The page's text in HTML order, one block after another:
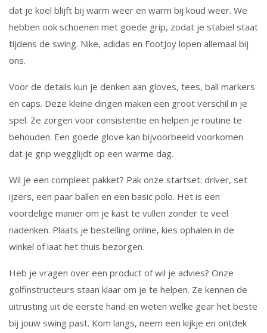
dat je koel blijft bij warm weer en warm bij koud weer. We
hebben ook schoenen met goede grip, zodat je stabiel staat
tijdens de swing. Nike, adidas en FootJoy lopen allemaal bij
ons.
Voor de details kun je denken aan gloves, tees, ball markers
en caps. Deze kleine dingen maken een groot verschil in je
spel. Ze zorgen voor consistentie en helpen je routine te
behouden. Een goede glove kan bijvoorbeeld voorkomen
dat je grip wegglijdt op een warme dag.
Wil je een compleet pakket? Pak onze startset: driver, set
ijzers, een paar ballen en een basic polo. Het is een
voordelige manier om je kast te vullen zonder te veel
nadenken. Plaats je bestelling online, kies ophalen in de
winkel of laat het thuis bezorgen.
Heb je vragen over een product of wil je advies? Onze
golfinstructeurs staan klaar om je te helpen. Ze kennen de
uitrusting uit de eerste hand en weten welke gear het beste
bij jouw swing past. Kom langs, neem een kijkje en ontdek